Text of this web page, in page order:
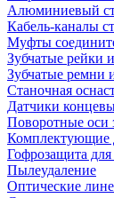
Алюминиевый
Кабель-каналы
Муфты
Зубчатые рейки
Зубчатые ремни
Станочная
Датчики
Поворотные оси
Гофрозащита
Пылеудаление
Оптические